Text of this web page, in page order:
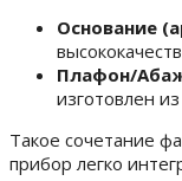
Основание
Плафон/
изготовлен
Такое сочетание
прибор легко